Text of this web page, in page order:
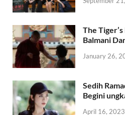
The
Balmani
January 26,
Sedih
Begini
April 16, 2023